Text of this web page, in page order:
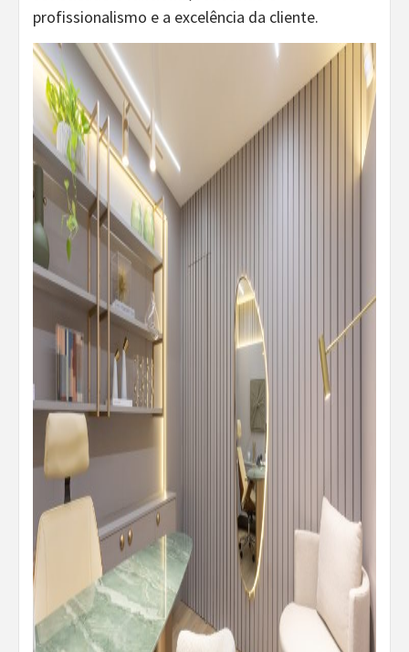
profissionalismo e a excelência da cliente.